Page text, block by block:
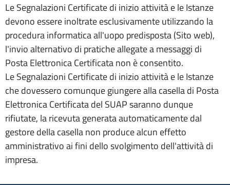
Le Segnalazioni Certificate di inizio attività e le Istanze
devono essere inoltrate esclusivamente utilizzando la
procedura informatica all'uopo predisposta (Sito web),
l'invio alternativo di pratiche allegate a messaggi di
Posta Elettronica Certificata non è consentito.
Le Segnalazioni Certificate di inizio attività e le Istanze
che dovessero comunque giungere alla casella di Posta
Elettronica Certificata del SUAP saranno dunque
rifiutate, la ricevuta generata automaticamente dal
gestore della casella non produce alcun effetto
amministrativo ai fini dello svolgimento dell'attività di
impresa.